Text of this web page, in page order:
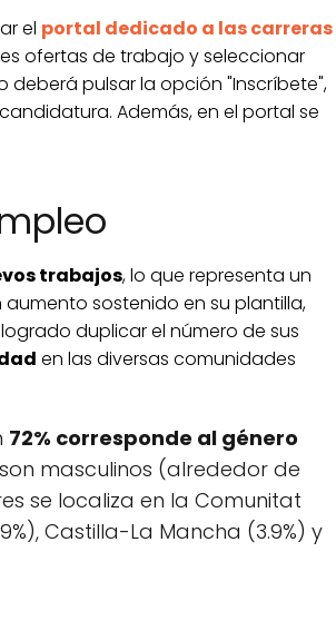
el portal dedicado a las carreras
ofertas de trabajo y seleccionar
deberá pulsar la opción "Inscríbete",
Además, en el portal se
trabajos, lo que representa un
sostenido en su plantilla,
duplicar el número de sus
en las diversas comunidades
72% corresponde al género
masculinos (alrededor de
se localiza en la Comunitat
Castilla-La Mancha (3.9%) y